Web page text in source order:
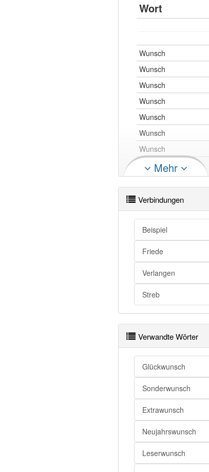
Wort
Wunsch
Wunsch
Wunsch
Wunsch
Wunsch
Wunsch
Wunsch
Wunsch
Wunsch
Wunsch
Wunsch
Wunsch
Wunsch
Wunsch
Wunsch
Wunsch
Wunsch
Wunsch
Wunsch
Wunsch openthesaurus
Mehr
Verbindungen
Beispiel
Friede
Verlangen
Streb
Verwandte Wörter
Glückwunsch
Sonderwunsch
Extrawunsch
Neujahrswunsch
Leserwunsch